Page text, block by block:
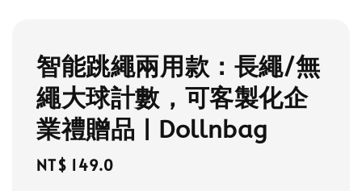
智能跳繩兩用款：長繩/無
繩大球計數，可客製化企
業禮贈品 | Dollnbag
Regular
NT$ 149.0